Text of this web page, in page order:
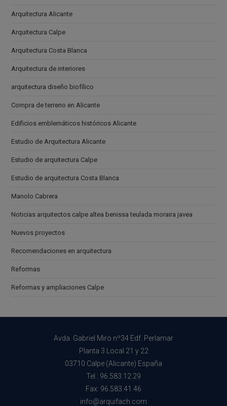
Arquitectura Alicante
Arquitectura Calpe
Arquitectura Costa Blanca
Arquitectura de interiores
arquitectura diseño biofílico
Compra de terreno en Alicante
Edificios emblemáticos históricos Alicante
Estudio de Arquitectura Alicante
Estudio de arquitectura Calpe
Estudio de arquitectura Costa Blanca
Manolo Cabrera
Noticias arquitectos calpe altea benissa teulada moraira javea
Nuevos proyectos
Recomendaciones en arquitectura
Reformas
Reformas y ampliaciones Calpe
Avda. Gabriel Miro nº34 Edf. Perlamar
Planta 3 Local 21 y 22
03710 Calpe (Alicante) España
Tel.: 96.583.12.29
Fax: 96.583.41.46
info@arquifach.com